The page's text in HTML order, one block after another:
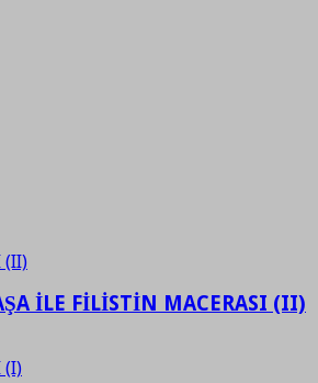
İLE FİLİSTİN MACERASI (II)